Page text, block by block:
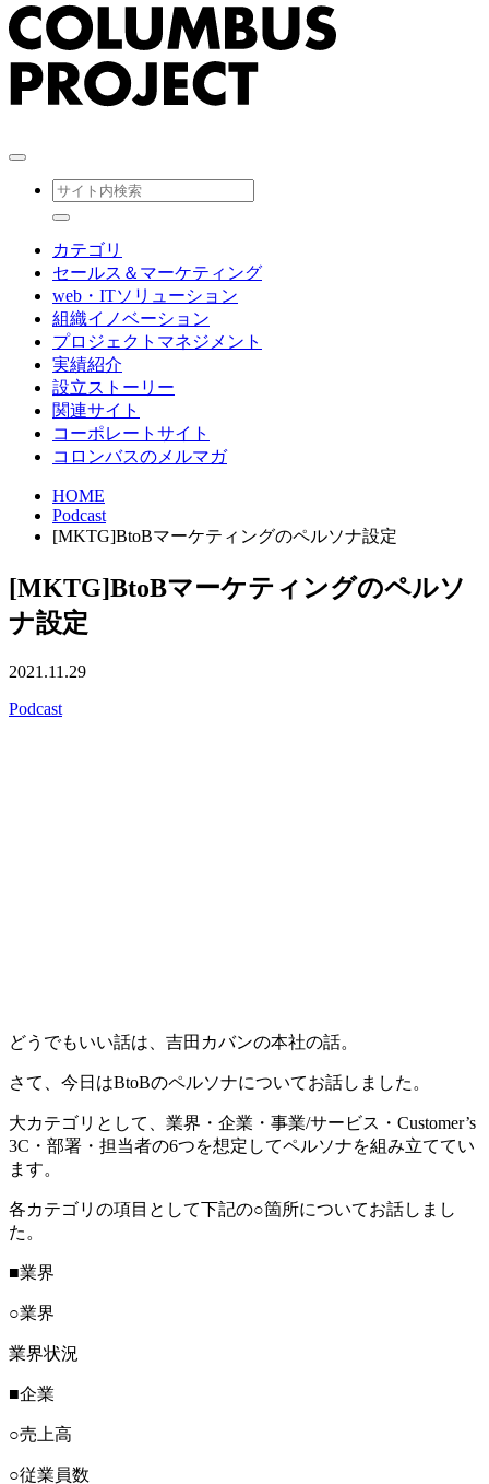
カテゴリ
セールス＆マーケティング
web・ITソリューション
組織イノベーション
プロジェクトマネジメント
実績紹介
設立ストーリー
関連サイト
コーポレートサイト
コロンバスのメルマガ
HOME
Podcast
[MKTG]BtoBマーケティングのペルソナ設定
[MKTG]BtoBマーケティングのペルソ
ナ設定
2021.11.29
Podcast
どうでもいい話は、吉田カバンの本社の話。
さて、今日はBtoBのペルソナについてお話しました。
大カテゴリとして、業界・企業・事業/サービス・Customer’s
3C・部署・担当者の6つを想定してペルソナを組み立ててい
ます。
各カテゴリの項目として下記の○箇所についてお話しまし
た。
■業界
○業界
業界状況
■企業
○売上高
○従業員数